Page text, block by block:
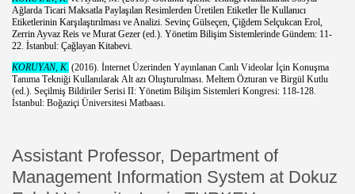
Ağlarda Ticari Maksatla Paylaşılan Resimlerden Üretilen Etiketler İle Kullanıcı
Etiketlerinin Karşılaştırılması ve Analizi. Sevinç Gülseçen, Çiğdem Selçukcan Erol,
Zerrin Ayvaz Reis ve Murat Gezer (ed.). Yönetim Bilişim Sistemlerinde Gündem: 11-
22. İstanbul: Çağlayan Kitabevi.
KORUYAN, K. (2016). İnternet Üzerinden Yayınlanan Canlı Videolar İçin Konuşma
Tanıma Tekniği Kullanılarak Alt azı Oluşturulması. Meltem Özturan ve Birgül Kutlu
(ed.). Seçilmiş Bildiriler Serisi II: Yönetim Bilişim Sistemleri Kongresi: 118-128.
İstanbul: Boğaziçi Üniversitesi Matbaası.
Assistant Professor, Department of
Management Information System at Dokuz